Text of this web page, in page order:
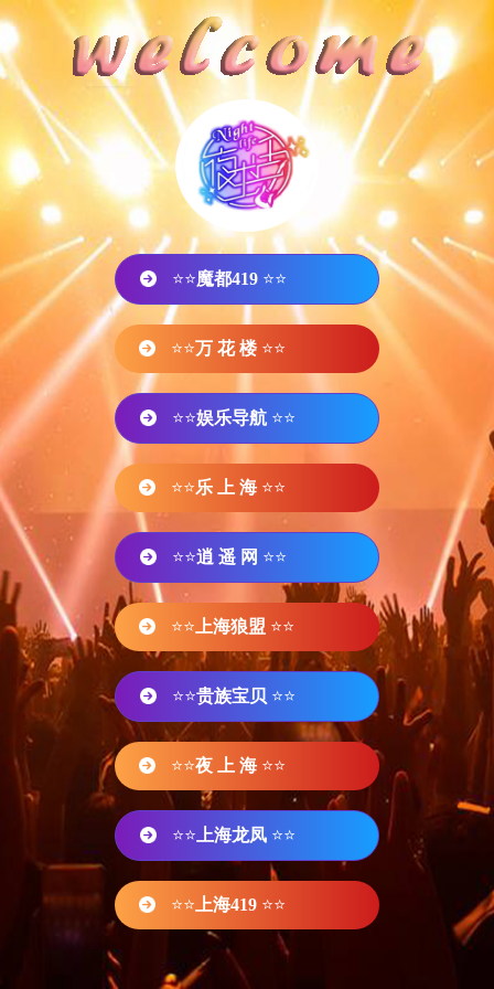
⭐⭐魔都419 ⭐⭐
⭐⭐万 花 楼 ⭐⭐
⭐⭐娱乐导航 ⭐⭐
⭐⭐乐 上 海 ⭐⭐
⭐⭐逍 遥 网 ⭐⭐
⭐⭐ 上海狼盟 ⭐⭐
⭐⭐贵族宝贝 ⭐⭐
⭐⭐夜 上 海 ⭐⭐
⭐⭐ 上海龙凤 ⭐⭐
⭐⭐ 上海419 ⭐⭐